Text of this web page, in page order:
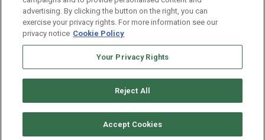
AdChoices
Advertise with us
Newsletters
advertising. By clicking the button on the right, you can
exercise your privacy rights. For more information see our
privacy notice Cookie Policy
Your Privacy Rights
Reject All
Accept Cookies